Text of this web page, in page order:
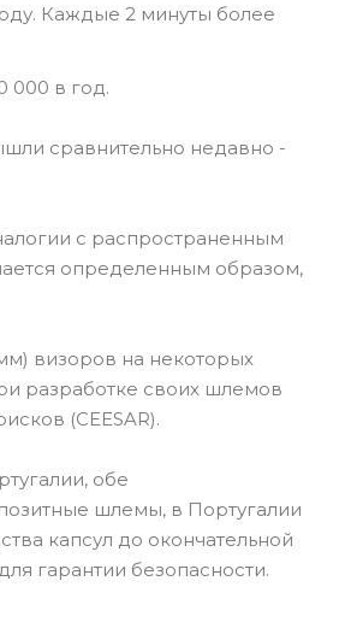
Каждые 2 минуты более
000 в год.
сравнительно недавно -
с распространенным
определенным образом,
визоров на некоторых
разработке своих шлемов
(CEESAR).
обе
шлемы, в Португалии
капсул до окончательной
гарантии безопасности.